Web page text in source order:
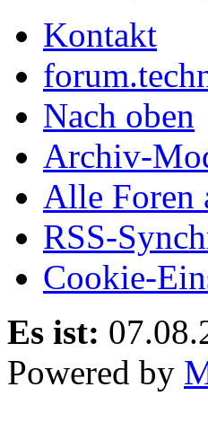
Kontakt
Nach oben
Archiv-
Alle Foren
RSS-
Cookie-
Es ist:
Powered by